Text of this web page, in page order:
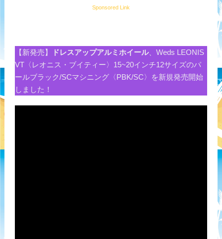
Sponsored Link
【新発売】 ドレスアップアルミホイール、Weds LEONIS
VT〈レオニス・ブイティー〉15~20インチ12サイズのパ
ールブラック/SCマシニング〈PBK/SC〉を新規発売開始
しました！